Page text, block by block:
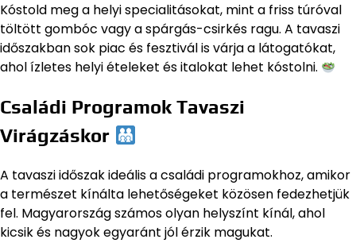
Kóstold meg a helyi specialitásokat, mint a friss túróval
töltött gombóc vagy a spárgás-csirkés ragu. A tavaszi
időszakban sok piac és fesztivál is várja a látogatókat,
ahol ízletes helyi ételeket és italokat lehet kóstolni.
Családi Programok Tavaszi
Virágzáskor
A tavaszi időszak ideális a családi programokhoz, amikor
a természet kínálta lehetőségeket közösen fedezhetjük
fel. Magyarország számos olyan helyszínt kínál, ahol
kicsik és nagyok egyaránt jól érzik magukat.